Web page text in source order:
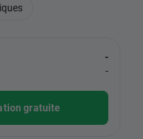
-
-
gratuite